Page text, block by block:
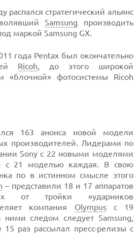
распался стратегический альянс
Samsung производить
маркой Samsung GX.
года Pentax был окончательно
Ricoh, до этого широкой
«блочной» фотосистемы Ricoh
163 анонса новой модели
производителей. Лидерами по
Sony с 22 новыми моделями
с 21 моделью каждая. В свою
по в истинном смысле этого
– представили 18 и 17 аппаратов
Их от тройки «ударников
компания Olympusс 19
ними следом следует Samsung,
раз рассылал пресс-релизы с